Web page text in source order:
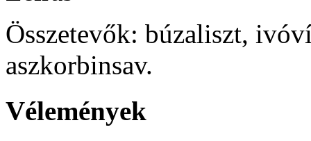
Összetevők: búzaliszt,
aszkorbinsav.
Vélemények